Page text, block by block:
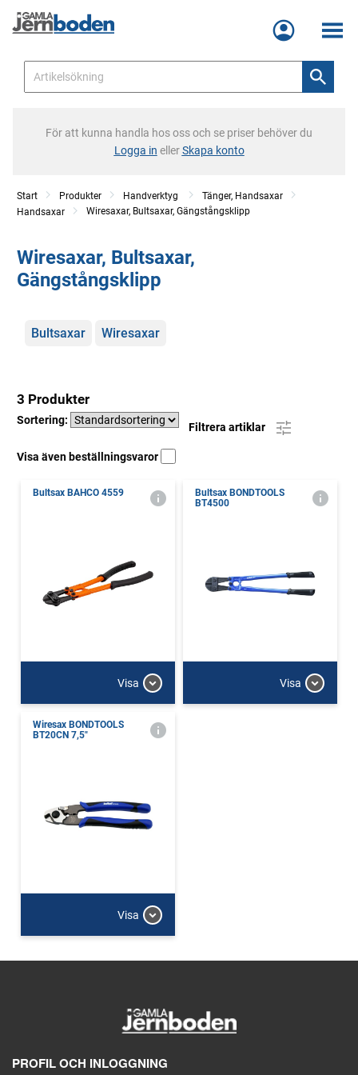
Meny
För att kunna handla hos oss och se priser behöver du
Logga in ellerSkapa konto
Start Produkter Handverktyg
Tänger, Handsaxar
Handsaxar
Wiresaxar, Bultsaxar, Gängstångsklipp
Wiresaxar, Bultsaxar,
Gängstångsklipp
Kategorier
Bultsaxar Wiresaxar
3 Produkter
Sortering:
Filtrera artiklar
Visa även beställningsvaror
Bultsax BAHCO 4559
Visa
Bultsax BONDTOOLS
BT4500
Visa
Wiresax BONDTOOLS
BT20CN 7,5"
Visa
PROFIL OCH INLOGGNING